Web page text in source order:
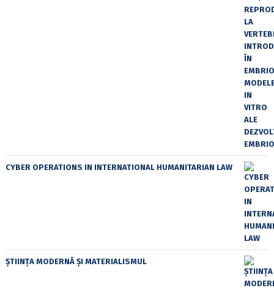
CYBER OPERATIONS IN INTERNATIONAL HUMANITARIAN LAW
ȘTIINȚA MODERNĂ ȘI MATERIALISMUL